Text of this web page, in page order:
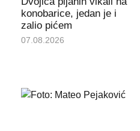
konobarice, jedan je i
zalio pićem
07.08.2026